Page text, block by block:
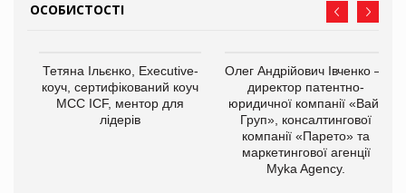
ОСОБИСТОСТІ
Тетяна Ільєнко, Executive-
коуч, сертифікований коуч
МСС ICF, ментор для
лідерів
Олег Андрійович Івченко —
директор патентно-
юридичної компанії «Вайз
Груп», консалтингової
компанії «Парето» та
маркетингової агенції
Myka Agency.